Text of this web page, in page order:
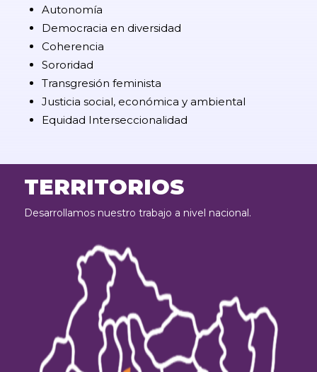
Autonomía
Democracia en diversidad
Coherencia
Sororidad
Transgresión feminista
Justicia social, económica y ambiental
Equidad Interseccionalidad
TERRITORIOS
Desarrollamos nuestro trabajo a nivel nacional.